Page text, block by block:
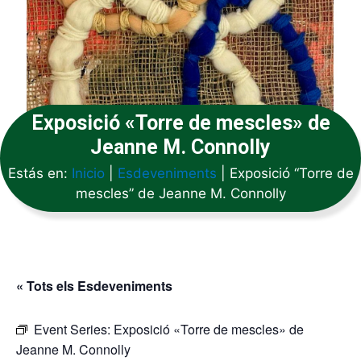
Exposició «Torre de mescles» de
Jeanne M. Connolly
Estás en: Inicio| Esdeveniments
Exposició “Torre de
mescles” de Jeanne M. Connolly
« Tots els Esdeveniments
Event Series: Exposició «Torre de mescles» de
Jeanne M. Connolly